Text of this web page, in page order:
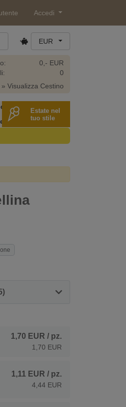
Accedi
EUR
0,- EUR
0
» Visualizza Cestino
Estate nel
tuo stile
1,70 EUR / pz.
1,70 EUR
1,11 EUR / pz.
4,44 EUR